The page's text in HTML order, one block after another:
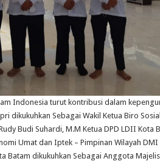
Indonesia turut kontribusi dalam
dikukuhkan Sebagai Wakil Ketua Biro
Budi Suhardi, M.M Ketua DPD LDII Kota
Umat dan Iptek – Pimpinan Wilayah DMI
Batam dikukuhkan Sebagai Anggota